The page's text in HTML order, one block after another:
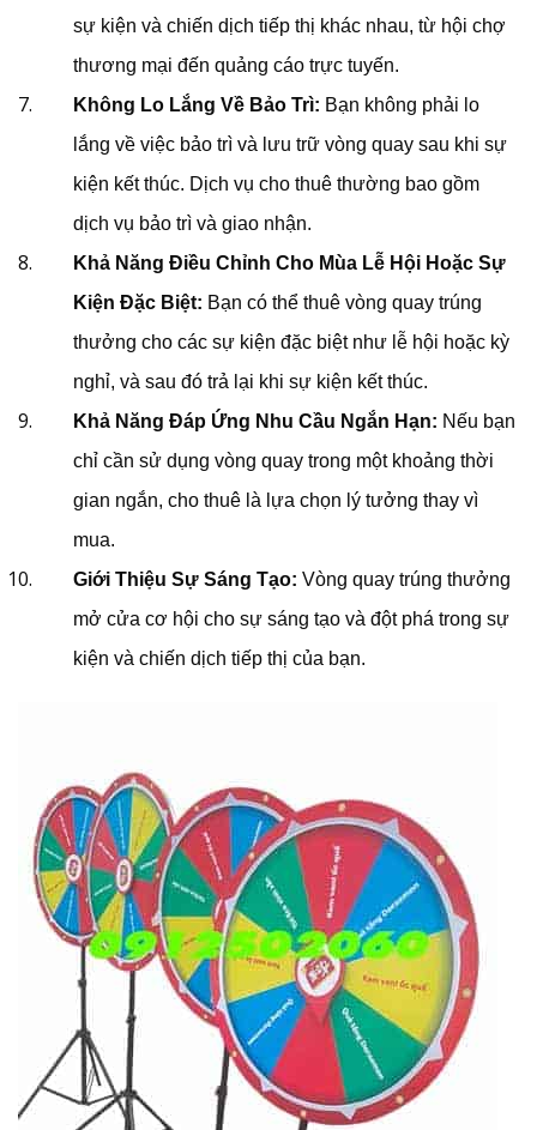
sự kiện và chiến dịch tiếp thị khác nhau, từ hội chợ
thương mại đến quảng cáo trực tuyến.
Không Lo Lắng Về Bảo Trì: Bạn không phải lo
lắng về việc bảo trì và lưu trữ vòng quay sau khi sự
kiện kết thúc. Dịch vụ cho thuê thường bao gồm
dịch vụ bảo trì và giao nhận.
Khả Năng Điều Chỉnh Cho Mùa Lễ Hội Hoặc Sự
Kiện Đặc Biệt: Bạn có thể thuê vòng quay trúng
thưởng cho các sự kiện đặc biệt như lễ hội hoặc kỳ
nghỉ, và sau đó trả lại khi sự kiện kết thúc.
Khả Năng Đáp Ứng Nhu Cầu Ngắn Hạn: Nếu bạn
chỉ cần sử dụng vòng quay trong một khoảng thời
gian ngắn, cho thuê là lựa chọn lý tưởng thay vì
mua.
Giới Thiệu Sự Sáng Tạo: Vòng quay trúng thưởng
mở cửa cơ hội cho sự sáng tạo và đột phá trong sự
kiện và chiến dịch tiếp thị của bạn.